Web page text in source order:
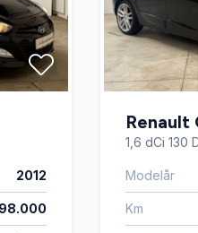
2012
Renault
1,6 dCi 130
Modelår
Km